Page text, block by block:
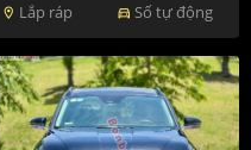
location_on Lắp ráp directions_car Số tự động